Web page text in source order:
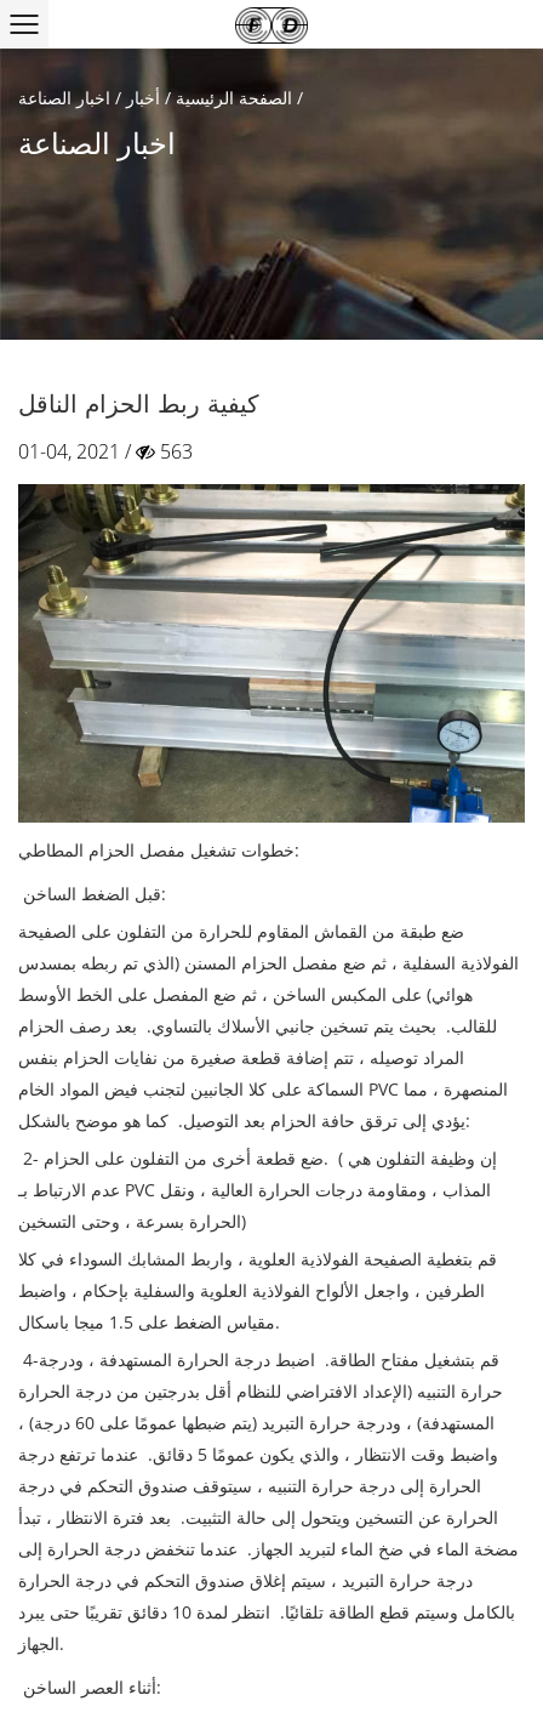
الصفحة الرئيسية/ أخبار / اخبار الصناعة /
اخبار الصناعة
كيفية ربط الحزام الناقل
01-04, 2021 / 563
خطوات تشغيل مفصل الحزام المطاطي:
قبل الضغط الساخن:
ضع طبقة من القماش المقاوم للحرارة من التفلون على الصفيحة
الفولاذية السفلية ، ثم ضع مفصل الحزام المسنن (الذي تم ربطه بمسدس
هوائي) على المكبس الساخن ، ثم ضع المفصل على الخط الأوسط
للقالب. بحيث يتم تسخين جانبي الأسلاك بالتساوي. بعد رصف الحزام
المراد توصيله ، تتم إضافة قطعة صغيرة من نفايات الحزام بنفس
السماكة على كلا الجانبين لتجنب فيض المواد الخام PVC المنصهرة ، مما
يؤدي إلى ترقق حافة الحزام بعد التوصيل. كما هو موضح بالشكل:
2- ضع قطعة أخرى من التفلون على الحزام. ( إن وظيفة التفلون هي
عدم الارتباط بـ PVC المذاب ، ومقاومة درجات الحرارة العالية ، ونقل
الحرارة بسرعة ، وحتى التسخين)
قم بتغطية الصفيحة الفولاذية العلوية ، واربط المشابك السوداء في كلا
الطرفين ، واجعل الألواح الفولاذية العلوية والسفلية بإحكام ، واضبط
مقياس الضغط على 1.5 ميجا باسكال.
4-قم بتشغيل مفتاح الطاقة. اضبط درجة الحرارة المستهدفة ، ودرجة
حرارة التنبيه (الإعداد الافتراضي للنظام أقل بدرجتين من درجة الحرارة
المستهدفة) ، ودرجة حرارة التبريد (يتم ضبطها عمومًا على 60 درجة) ،
واضبط وقت الانتظار ، والذي يكون عمومًا 5 دقائق. عندما ترتفع درجة
الحرارة إلى درجة حرارة التنبيه ، سيتوقف صندوق التحكم في درجة
الحرارة عن التسخين ويتحول إلى حالة التثبيت. بعد فترة الانتظار ، تبدأ
مضخة الماء في ضخ الماء لتبريد الجهاز. عندما تنخفض درجة الحرارة إلى
درجة حرارة التبريد ، سيتم إغلاق صندوق التحكم في درجة الحرارة
بالكامل وسيتم قطع الطاقة تلقائيًا. انتظر لمدة 10 دقائق تقريبًا حتى يبرد
الجهاز.
أثناء العصر الساخن: